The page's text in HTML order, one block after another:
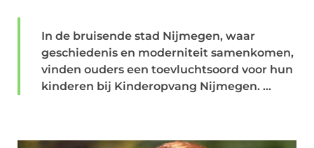
In de bruisende stad Nijmegen, waar
geschiedenis en moderniteit samenkomen,
vinden ouders een toevluchtsoord voor hun
kinderen bij Kinderopvang Nijmegen. ...